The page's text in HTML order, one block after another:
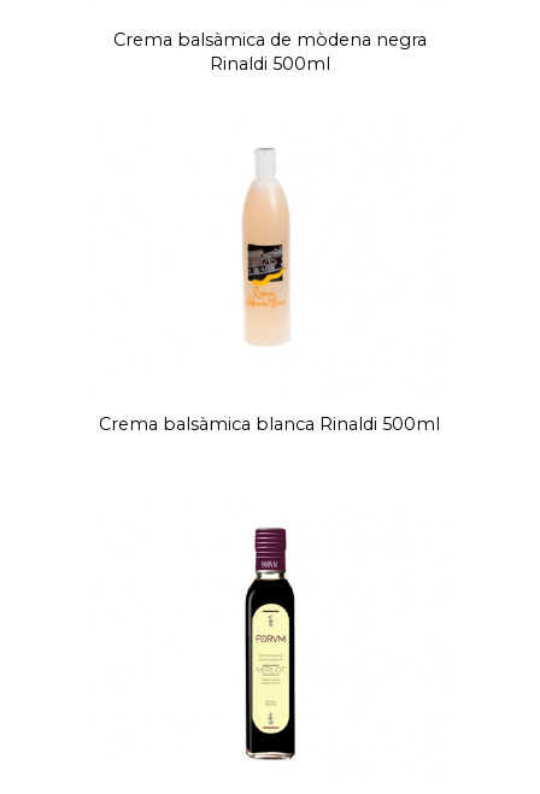
Crema balsàmica de mòdena negra
Rinaldi 500ml
Crema balsàmica blanca Rinaldi 500ml